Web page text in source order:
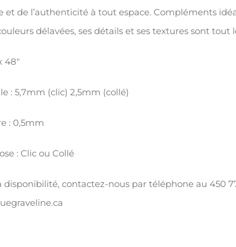
et de l’authenticité à tout espace. Compléments
délavées, ses détails et ses textures sont
48″
: 5,7mm (clic) 2,5mm (collé)
: 0,5mm
: Clic ou Collé
disponibilité, contactez-nous par téléphone au 450